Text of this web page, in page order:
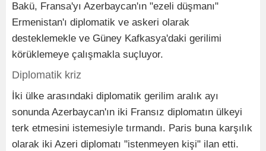
Bakü, Fransa'yı Azerbaycan'ın "ezeli düşmanı"
Ermenistan'ı diplomatik ve askeri olarak
desteklemekle ve Güney Kafkasya'daki gerilimi
körüklemeye çalışmakla suçluyor.
Diplomatik kriz
İki ülke arasındaki diplomatik gerilim aralık ayı
sonunda Azerbaycan'ın iki Fransız diplomatın ülkeyi
terk etmesini istemesiyle tırmandı. Paris buna karşılık
olarak iki Azeri diplomatı "istenmeyen kişi" ilan etti.